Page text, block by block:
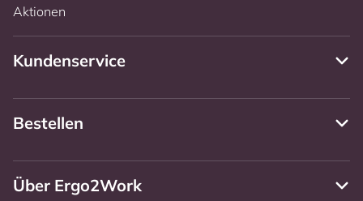
Aktionen
Kundenservice
Bestellen
Über Ergo2Work